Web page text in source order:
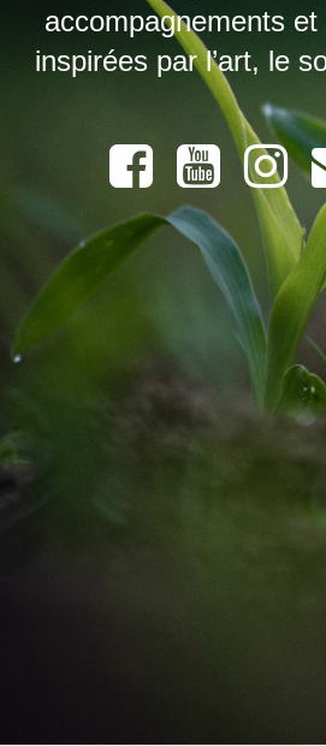
accompagnements
inspirées par l’art, le